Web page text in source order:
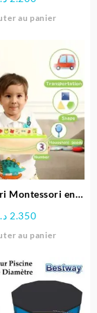
au panier
Montessori en
2.350
au panier